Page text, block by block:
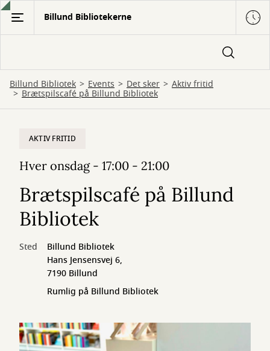
Gå
hovedindhold
Billund Bibliotekerne
Billund Bibliotek Events Det sker Aktiv fritid
Brætspilscafé på Billund Bibliotek
AKTIV FRITID
Hver onsdag - 17:00 - 21:00
Brætspilscafé på Billund
Bibliotek
Sted
Billund Bibliotek
Hans Jensensvej 6,
7190 Billund
Rumlig på Billund Bibliotek